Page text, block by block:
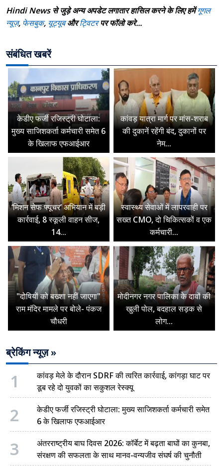
Hindi News से जुड़े अन्य अपडेट लगातार हासिल करने के लिए हमेंगूगल
न्यूज़, फेसबुक, यूट्यूबऔरट्विटरपर फॉलो करे...
संबंधित खबरें
केडीए फर्जी रजिस्ट्री घोटाला:
मुख्य साजिशकर्ता कर्मचारी समेत 6
के खिलाफ एफआईआर
कांवड़ यात्रा मार्ग पर मांस-शराब
की दुकानें रहेंगी बंद, दुकानों पर
नेम...
‘मिशन सेफ फ्यूचर’ अभियान में बड़ी
कार्रवाई, 8 स्कूली वाहन सीज,
14...
स्वास्थ्य सेवाओं में लापरवाही पर
सख्त CMO, दो चिकित्सकों व एक
कर्मचारी...
"दोषियों को बख्शा नहीं जाएगा"
राम मंदिर मामले पर बोले- पंकज
चौधरी
मोदीनगर नगर पालिका के दावों की
खुली पोल, बदहाल सड़क से
लोग...
ब्रेकिंग न्यूज़ »
1
कांवड़ मेले के दौरान SDRF की त्वरित कार्रवाई, कांगड़ा घाट पर
डूब रहे दो युवकों का सकुशल रेस्क्यू
2
केडीए फर्जी रजिस्ट्री घोटाला: मुख्य साजिशकर्ता कर्मचारी समेत
6 के खिलाफ एफआईआर
3
अंतरराष्ट्रीय बाघ दिवस 2026: कॉर्बेट में बढ़ता बाघों का कुनबा,
संरक्षण की सफलता के साथ मानव-वन्यजीव संघर्ष की चुनौती